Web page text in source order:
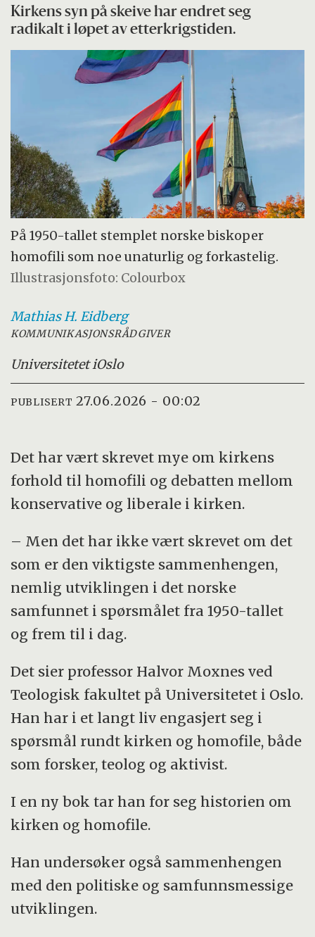
Kirkens syn på skeive har endret seg
radikalt i løpet av etterkrigstiden.
På 1950-tallet stemplet norske biskoper
homofili som noe unaturlig og forkastelig.
Illustrasjonsfoto: Colourbox
Mathias H. Eidberg
KOMMUNIKASJONSRÅDGIVER
Universitetet iOslo
PUBLISERT 27.06.2026 - 00:02
Det har vært skrevet mye om kirkens
forhold til homofili og debatten mellom
konservative og liberale i kirken.
– Men det har ikke vært skrevet om det
som er den viktigste sammenhengen,
nemlig utviklingen i det norske
samfunnet i spørsmålet fra 1950-tallet
og frem til i dag.
Det sier professor Halvor Moxnes ved
Teologisk fakultet på Universitetet i Oslo.
Han har i et langt liv engasjert seg i
spørsmål rundt kirken og homofile, både
som forsker, teolog og aktivist.
I en ny bok tar han for seg historien om
kirken og homofile.
Han undersøker også sammenhengen
med den politiske og samfunnsmessige
utviklingen.